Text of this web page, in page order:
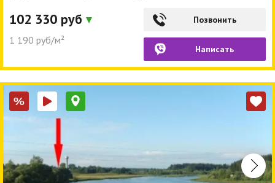
102 330 руб
1 190 руб/м²
Позвонить
Написать
%